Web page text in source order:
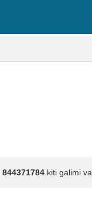
844371784 kiti galimi